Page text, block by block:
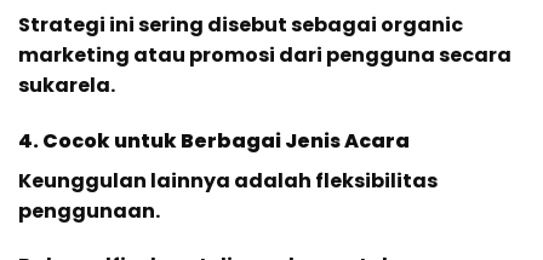
Strategi ini sering disebut sebagai organic
marketing atau promosi dari pengguna secara
sukarela.
4. Cocok untuk Berbagai Jenis Acara
Keunggulan lainnya adalah fleksibilitas
penggunaan.